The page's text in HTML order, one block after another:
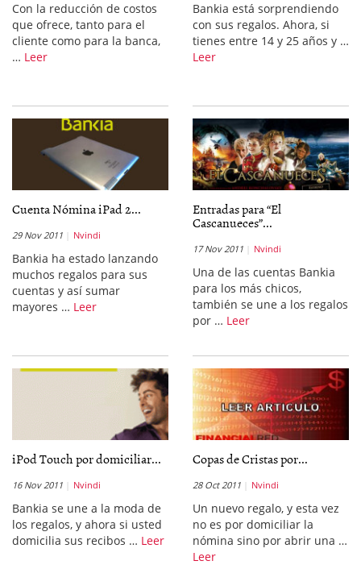
Con la reducción de costos
que ofrece, tanto para el
cliente como para la banca,
… Leer
Bankia está sorprendiendo
con sus regalos. Ahora, si
tienes entre 14 y 25 años y …
Leer
Cuenta Nómina iPad 2...
29 Nov 2011 Nvindi
Bankia ha estado lanzando
muchos regalos para sus
cuentas y así sumar
mayores … Leer
Entradas para “El
Cascanueces”...
17 Nov 2011 Nvindi
Una de las cuentas Bankia
para los más chicos,
también se une a los regalos
por … Leer
iPod Touch por domiciliar...
16 Nov 2011 Nvindi
Bankia se une a la moda de
los regalos, y ahora si usted
domicilia sus recibos … Leer
Copas de Cristas por...
28 Oct 2011 Nvindi
Un nuevo regalo, y esta vez
no es por domiciliar la
nómina sino por abrir una …
Leer